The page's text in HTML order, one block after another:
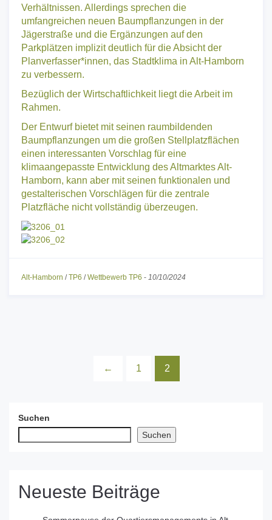
Verhältnissen. Allerdings sprechen die
umfangreichen neuen Baumpflanzungen in der
Jägerstraße und die Ergänzungen auf den
Parkplätzen implizit deutlich für die Absicht der
Planverfasser*innen, das Stadtklima in Alt-Hamborn
zu verbessern.
Bezüglich der Wirtschaftlichkeit liegt die Arbeit im
Rahmen.
Der Entwurf bietet mit seinen raumbildenden
Baumpflanzungen um die großen Stellplatzflächen
einen interessanten Vorschlag für eine
klimaangepasste Entwicklung des Altmarktes Alt-
Hamborn, kann aber mit seinen funktionalen und
gestalterischen Vorschlägen für die zentrale
Platzfläche nicht vollständig überzeugen.
Alt-Hamborn /TP6 /Wettbewerb TP6 - 10/10/2024
← 1 2
Suchen
Suchen
Neueste Beiträge